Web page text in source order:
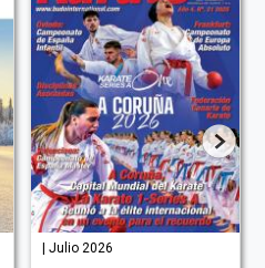
| Julio 2026